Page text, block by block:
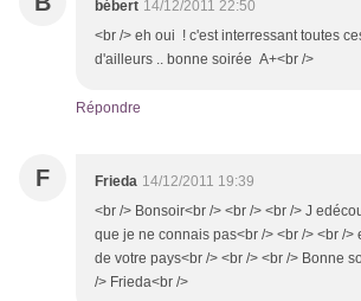
bébert 14/12/2011 22:50
<br /> eh oui ! c'est interressant toutes
d'ailleurs .. bonne soirée A+<br />
Répondre
F Frieda 14/12/2011 19:39
<br /> Bonsoir<br /> <br /> <br /> J
que je ne connais pas<br /> <br /> <br />
de votre pays<br /> <br /> <br /> Bonne
/> Frieda<br />